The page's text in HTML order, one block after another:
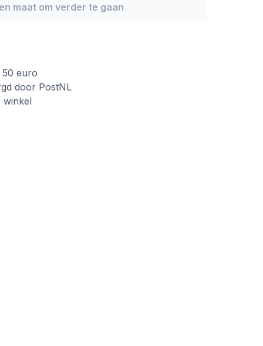
maat om verder te gaan
50 euro
door PostNL
winkel